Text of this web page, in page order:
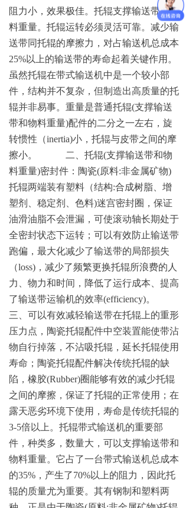
阻力小，效果极佳。托辊支撑输送带和物
料重量。托辊运转必须灵活可靠。减少输
送带同托辊的摩擦力，对占输送机总成本
25%以上的输送带的寿命起着关键作用。
虽然托辊在带式输送机中是一个较小部
件，结构并不复杂，但制造出高质量的托
辊并非易事。重量是普通托辊(支撑输送
带和物料重量)配件的二分之一左右，旋
转惯性 （inertia)小，托辊与皮带之间的摩
擦小。 二、托辊(支撑输送带和物
料重量)密封件：陶瓷(原料:非金属矿物)
托辊两端装有塑料（结构:合成树脂、增
塑剂、稳定剂、色料)迷宫密封圈，保证
油滑油脂不会泄漏，可使滚动轴长期处于
全密封状态下运转；可以有效防止输送带
跑偏，最大化减少了输送带的局部损失
（loss) ，减少了频繁更换托辊所浪费的人
力、物力和时间，降低了运行成本、提高
了输送带运输机的效率(efficiency)。
三、可以有效减轻输送带在托辊上的重形
压力点，陶瓷托辊配件中空装置能使带沾
物自行掉落，不沾吸托辊，延长托辊使用
寿命；陶瓷托辊配件解决传统托辊的缺
陷，橡胶(Rubber)圈能够有效的减少托辊
之间的摩擦，保证了托辊的正常使用；在
露天恶劣环境下使用，寿命是传统托辊的
3-5倍以上。托辊带式输送机的重要部
件，种类多，数量大，可以支撑输送带和
物料重量。它占了一台带式输送机总成本
的35% ，产生了70%以上的阻力，因此托
辊的质量尤为重要。其有钢制和塑料两